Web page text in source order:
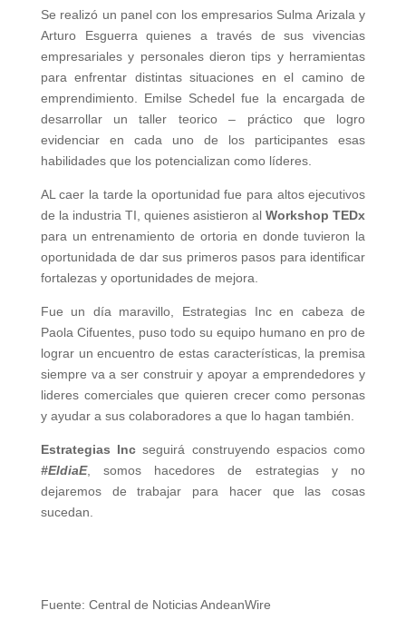
Se realizó un panel con los empresarios Sulma Arizala y
Arturo Esguerra quienes a través de sus vivencias
empresariales y personales dieron tips y herramientas
para enfrentar distintas situaciones en el camino de
emprendimiento. Emilse Schedel fue la encargada de
desarrollar un taller teorico – práctico que logro
evidenciar en cada uno de los participantes esas
habilidades que los potencializan como líderes.
AL caer la tarde la oportunidad fue para altos ejecutivos
de la industria TI, quienes asistieron alWorkshop TEDx
para un entrenamiento de ortoria en donde tuvieron la
oportunidada de dar sus primeros pasos para identificar
fortalezas y oportunidades de mejora.
Fue un día maravillo, Estrategias Inc en cabeza de
Paola Cifuentes, puso todo su equipo humano en pro de
lograr un encuentro de estas características, la premisa
siempre va a ser construir y apoyar a emprendedores y
lideres comerciales que quieren crecer como personas
y ayudar a sus colaboradores a que lo hagan también.
Estrategias Inc seguirá construyendo espacios como
#EldiaE, somos hacedores de estrategias y no
dejaremos de trabajar para hacer que las cosas
sucedan.
Fuente: Central de Noticias AndeanWire